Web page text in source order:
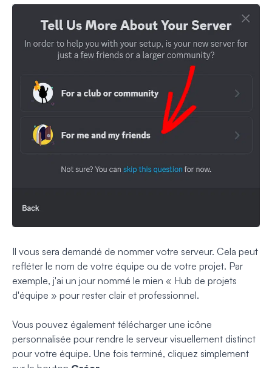
Il vous sera demandé de nommer votre serveur. Cela peut
refléter le nom de votre équipe ou de votre projet. Par
exemple, j'ai un jour nommé le mien « Hub de projets
d'équipe » pour rester clair et professionnel.
Vous pouvez également télécharger une icône
personnalisée pour rendre le serveur visuellement distinct
pour votre équipe. Une fois terminé, cliquez simplement